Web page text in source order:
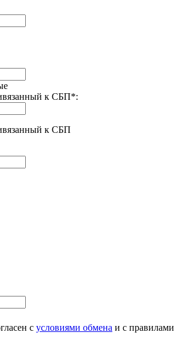
к СБП*:
к СБП
с условиями обмена и с правилами